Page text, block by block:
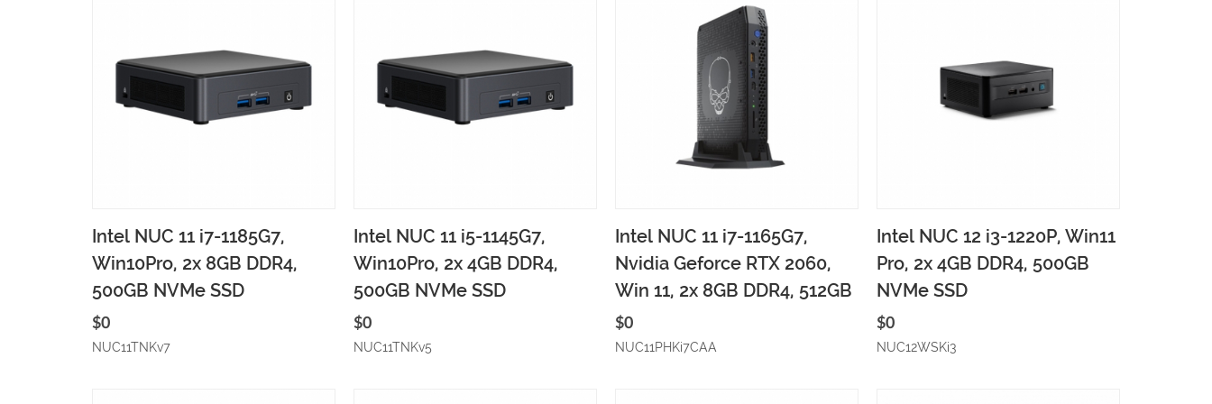
Sepete ekle Hızlı gözat
Intel NUC 11 i7-1185G7,
Win10Pro, 2x 8GB DDR4,
500GB NVMe SSD
$0
NUC11TNKv7
Sepete ekle Hızlı gözat
Intel NUC 11 i5-1145G7,
Win10Pro, 2x 4GB DDR4,
500GB NVMe SSD
$0
NUC11TNKv5
Sepete ekle Hızlı gözat
Intel NUC 11 i7-1165G7,
Nvidia Geforce RTX 2060,
Win 11, 2x 8GB DDR4, 512GB
$0
NUC11PHKi7CAA
Sepete ekle Hızlı gözat
Intel NUC 12 i3-1220P, Win11
Pro, 2x 4GB DDR4, 500GB
NVMe SSD
$0
NUC12WSKi3